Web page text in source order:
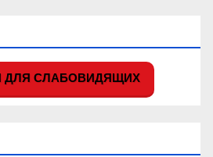
ДЛЯ СЛАБОВИДЯЩИХ